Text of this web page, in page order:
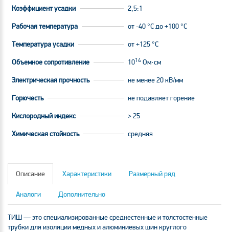
Коэффициент усадки 2,5:1
Рабочая температура от -40 °С до +100 °С
Температура усадки от +125 °C
Объемное сопротивление 1014 Ом·см
Электрическая прочность не менее 20 кВ/мм
Горючесть не подавляет горение
Кислородный индекс > 25
Химическая стойкость средняя
Описание Характеристики Размерный ряд
Аналоги Дополнительно
ТИШ — это специализированные среднестенные и толстостенные
трубки для изоляции медных и алюминиевых шин круглого